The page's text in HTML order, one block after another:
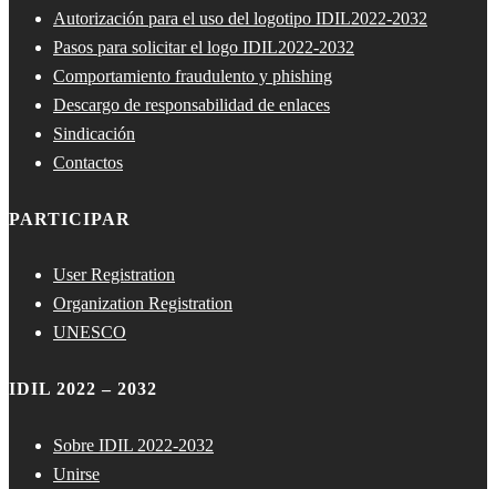
Autorización para el uso del logotipo IDIL2022-2032
Pasos para solicitar el logo IDIL2022-2032
Comportamiento fraudulento y phishing
Descargo de responsabilidad de enlaces
Sindicación
Contactos
PARTICIPAR
User Registration
Organization Registration
UNESCO
IDIL 2022 – 2032
Sobre IDIL 2022-2032
Unirse